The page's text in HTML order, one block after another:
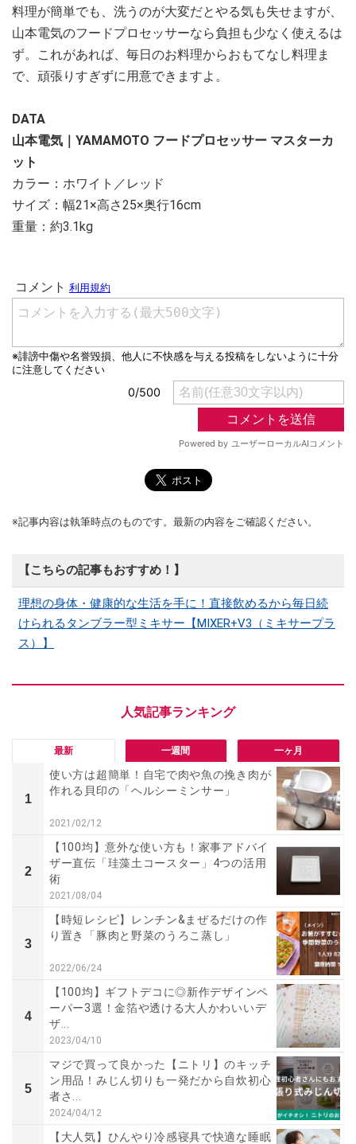
料理が簡単でも、洗うのが大変だとやる気も失せますが、
山本電気のフードプロセッサーなら負担も少なく使えるは
ず。これがあれば、毎日のお料理からおもてなし料理ま
で、頑張りすぎずに用意できますよ。
DATA
山本電気｜YAMAMOTO フードプロセッサー マスターカ
ット
カラー：ホワイト／レッド
サイズ：幅21×高さ25×奥行16cm
重量：約3.1kg
※記事内容は執筆時点のものです。最新の内容をご確認ください。
【こちらの記事もおすすめ！】
理想の身体・健康的な生活を手に！直接飲めるから毎日続
けられるタンブラー型ミキサー【MIXER+V3（ミキサープラ
ス）】
最新 一週間 一ヶ月
1
使い方は超簡単！自宅で肉や魚の挽き肉が
作れる貝印の「ヘルシーミンサー」
2021/02/12
2
【100均】意外な使い方も！家事アドバイ
ザー直伝「珪藻土コースター」4つの活用
術
2021/08/04
3
【時短レシピ】レンチン&まぜるだけの作
り置き「豚肉と野菜のうろこ蒸し」
2022/06/24
4
【100均】ギフトデコに◎新作デザインペ
ーパー3選！金箔や透ける大人かわいいデ
ザ...
2023/04/10
5
マジで買って良かった【ニトリ】のキッチ
ン用品！みじん切りも一発だから自炊初心
者さ...
2024/04/12
【大人気】ひんやり冷感寝具で快適な睡眠